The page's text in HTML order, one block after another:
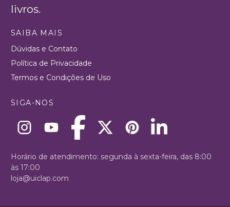
livros.
SAIBA MAIS
Dúvidas e Contato
Política de Privacidade
Termos e Condições de Uso
SIGA-NOS
Horário de atendimento: segunda à sexta-feira, das 8:00
às 17:00
loja@uiclap.com